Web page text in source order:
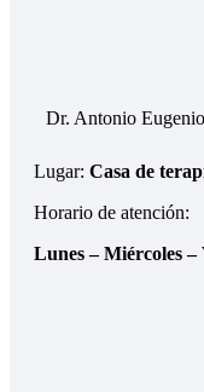
Dr. Antonio
Lugar: Casa de
Horario de atención:
Lunes – Miércoles –